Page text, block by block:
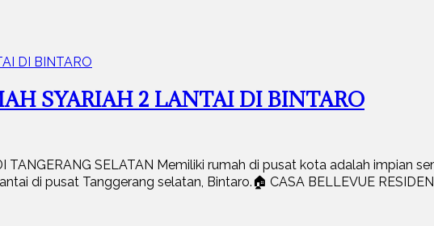
SYARIAH 2 LANTAI DI BINTARO
TANGERANG SELATAN Memiliki rumah di pusat kota adalah impian
di pusat Tanggerang selatan, Bintaro.🏠 CASA BELLEVUE